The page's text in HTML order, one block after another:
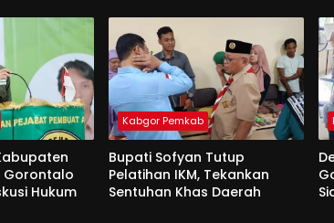
Hukum
Kabgor Pemkab
Bupati Sofyan Tutup
Pelatihan IKM, Tekankan
Sentuhan Khas Daerah